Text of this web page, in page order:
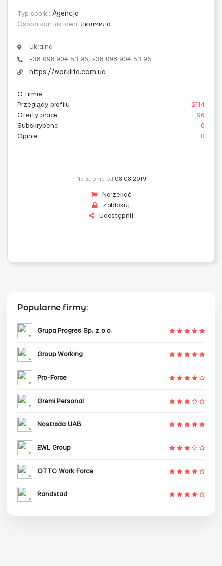
Typ spółki: Agencja
Osoba kontaktowa: Людмила
Ukraina
+38 098 904 53 96, +38 098 904 53 96
https://worklife.com.ua
O firmie:
Przeglądy profilu
2114
Oferty prace
96
Subskrybenci
0
Opinie
0
Na stronie od 08.08.2019
Narzekać
Zablokuj
Udostępnij
Popularne firmy:
Grupa Progres Sp. z o.o.
Group Working
Pro-Force
Gremi Personal
Nostrada UAB
EWL Group
OTTO Work Force
Randstad